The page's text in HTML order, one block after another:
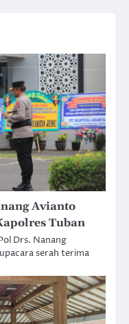
Avianto
Tuban
Drs. Nanang
serah terima